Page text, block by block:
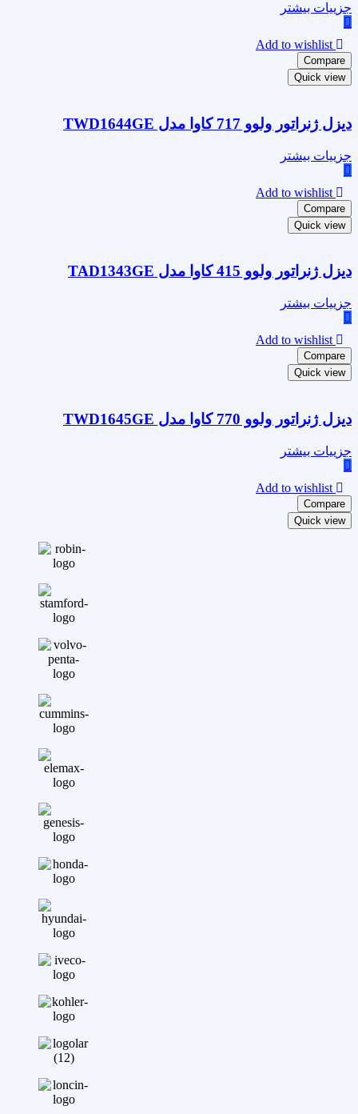
جزییات بیشتر
Add to wishlist
Compare
Quick view
دیزل ژنراتور ولوو 717 کاوا مدل TWD1644GE
جزییات بیشتر
Add to wishlist
Compare
Quick view
دیزل ژنراتور ولوو 415 کاوا مدل TAD1343GE
جزییات بیشتر
Add to wishlist
Compare
Quick view
دیزل ژنراتور ولوو 770 کاوا مدل TWD1645GE
جزییات بیشتر
Add to wishlist
Compare
Quick view